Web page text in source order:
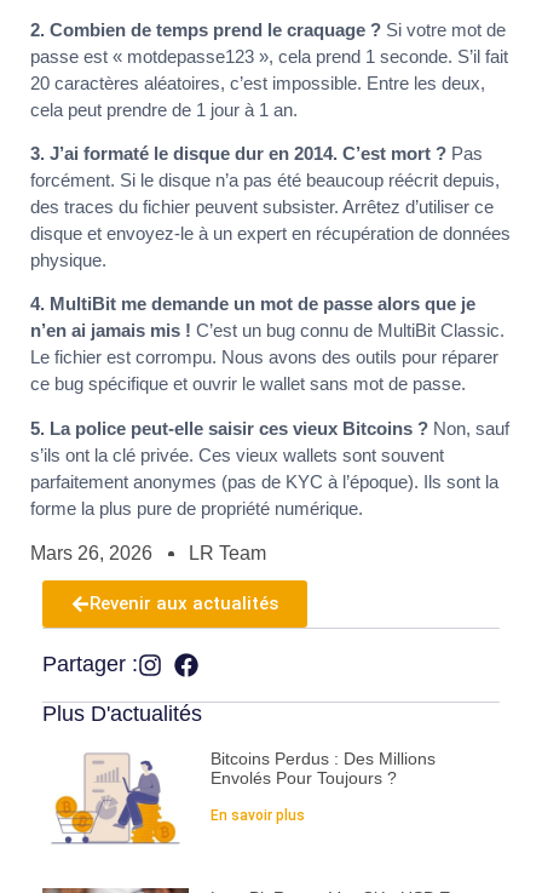
2. Combien de temps prend le craquage ? Si votre mot de
passe est « motdepasse123 », cela prend 1 seconde. S’il fait
20 caractères aléatoires, c’est impossible. Entre les deux,
cela peut prendre de 1 jour à 1 an.
3. J’ai formaté le disque dur en 2014. C’est mort ? Pas
forcément. Si le disque n’a pas été beaucoup réécrit depuis,
des traces du fichier peuvent subsister. Arrêtez d’utiliser ce
disque et envoyez-le à un expert en récupération de données
physique.
4. MultiBit me demande un mot de passe alors que je
n’en ai jamais mis ! C’est un bug connu de MultiBit Classic.
Le fichier est corrompu. Nous avons des outils pour réparer
ce bug spécifique et ouvrir le wallet sans mot de passe.
5. La police peut-elle saisir ces vieux Bitcoins ? Non, sauf
s’ils ont la clé privée. Ces vieux wallets sont souvent
parfaitement anonymes (pas de KYC à l’époque). Ils sont la
forme la plus pure de propriété numérique.
Mars 26, 2026 LR Team
Revenir aux actualités
Partager :
Plus D'actualités
Bitcoins Perdus : Des Millions
Envolés Pour Toujours ?
En savoir plus